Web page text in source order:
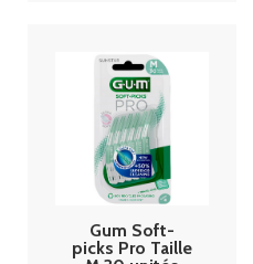
Gum Soft-
picks Pro Taille